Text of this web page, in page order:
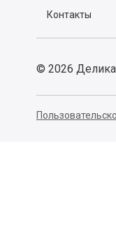
Контакты
© 2026